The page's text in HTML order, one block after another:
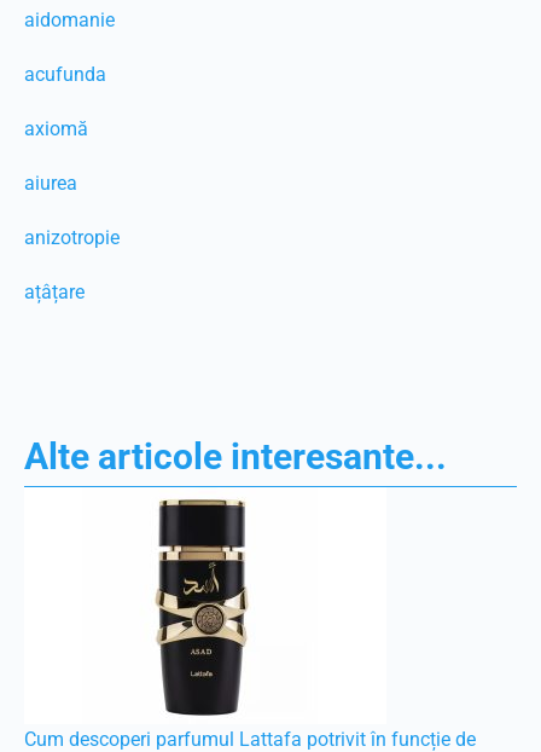
aidomanie
acufunda
axiomă
aiurea
anizotropie
ațâțare
Alte articole interesante...
Cum descoperi parfumul Lattafa potrivit în funcție de